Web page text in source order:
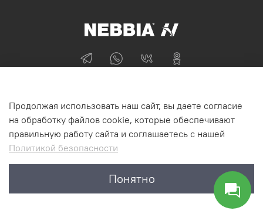
+74955870705
г Москва
Интернет-магазин NEBBIA.ONLINE
Продолжая использовать наш сайт, вы даете согласие
на обработку файлов cookie, которые обеспечивают
правильную работу сайта и соглашаетесь с нашей
Политикой безопасности
Понятно